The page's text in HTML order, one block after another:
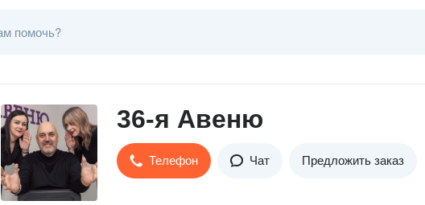
36-я Авеню
Телефон Чат Предложить заказ